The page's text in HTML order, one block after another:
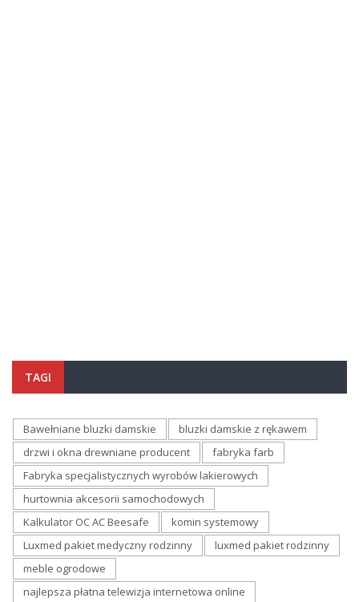
TAGI
Bawełniane bluzki damskie
bluzki damskie z rękawem
drzwi i okna drewniane producent
fabryka farb
Fabryka specjalistycznych wyrobów lakierowych
hurtownia akcesorii samochodowych
Kalkulator OC AC Beesafe
komin systemowy
Luxmed pakiet medyczny rodzinny
luxmed pakiet rodzinny
meble ogrodowe
najlepsza płatna telewizja internetowa online